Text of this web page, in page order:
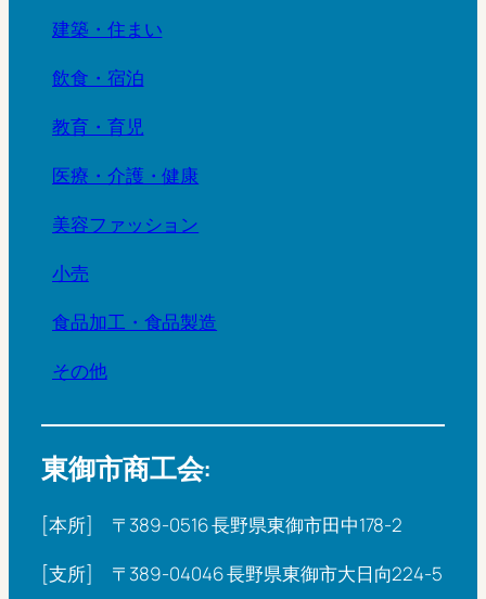
建築・住まい
飲食・宿泊
教育・育児
医療・介護・健康
美容ファッション
小売
食品加工・食品製造
その他
東御市商工会:
[本所] 〒389-0516 長野県東御市田中178-2
[支所] 〒389-04046 長野県東御市大日向224-5